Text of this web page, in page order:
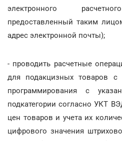
электронного
предоставленный таким
адрес электронной почты);
- проводить расчетные
для подакцизных товаров с
программирования с
подкатегории согласно УКТ
цен товаров и учета их
цифрового значения